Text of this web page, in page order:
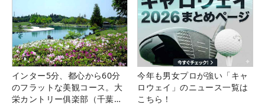
インター5分、都心から60分
のフラットな美観コース。大
栄カントリー俱楽部（千葉
今年も男女プロが強い「キャ
ロウェイ」のニュース一覧は
こちら！